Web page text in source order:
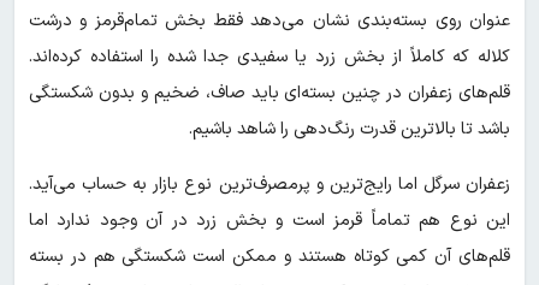
عنوان روی بسته‌بندی نشان می‌دهد فقط بخش تمام‌قرمز و درشت
کلاله که کاملاً از بخش زرد یا سفیدی جدا شده را استفاده کرده‌اند.
قلم‌های زعفران در چنین بسته‌ای باید صاف، ضخیم و بدون شکستگی
باشد تا بالاترین قدرت رنگ‌دهی را شاهد باشیم.
زعفران سرگل اما رایج‌ترین و پرمصرف‌ترین نوع بازار به حساب می‌آید.
این نوع هم تماماً قرمز است و بخش زرد در آن وجود ندارد اما
قلم‌های آن کمی کوتاه‌ هستند و ممکن است شکستگی هم در بسته